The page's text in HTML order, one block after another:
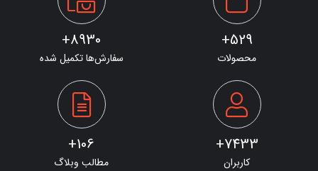
529+
محصولات
8930+
سفارش‌ها تکمیل شده
7433+
کاربران
106+
مطالب وبلاگ